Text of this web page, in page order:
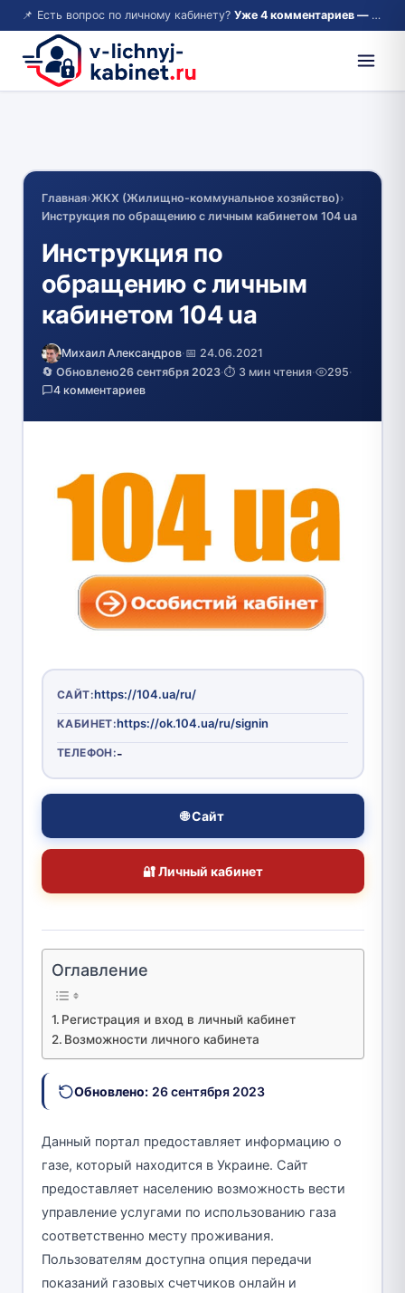
📌 Есть вопрос по личному кабинету? Уже 4 комментариев — возможно, ответ там!
Главная›ЖКХ (Жилищно-коммунальное хозяйство)›
Инструкция по обращению с личным кабинетом 104 ua
Инструкция по
обращению с личным
кабинетом 104 ua
Михаил Александров·📅 24.06.2021
🔄 Обновлено26 сентября 2023·⏱️ 3 мин чтения· 295·
4 комментариев
САЙТ:https://104.ua/ru/
КАБИНЕТ:https://ok.104.ua/ru/signin
ТЕЛЕФОН:-
🌐 Сайт
🔐 Личный кабинет
Оглавление
Регистрация и вход в личный кабинет
Возможности личного кабинета
Обновлено: 26 сентября 2023
Данный портал предоставляет информацию о
газе, который находится в Украине. Сайт
предоставляет населению возможность вести
управление услугами по использованию газа
соответственно месту проживания.
Пользователям доступна опция передачи
показаний газовых счетчиков онлайн и